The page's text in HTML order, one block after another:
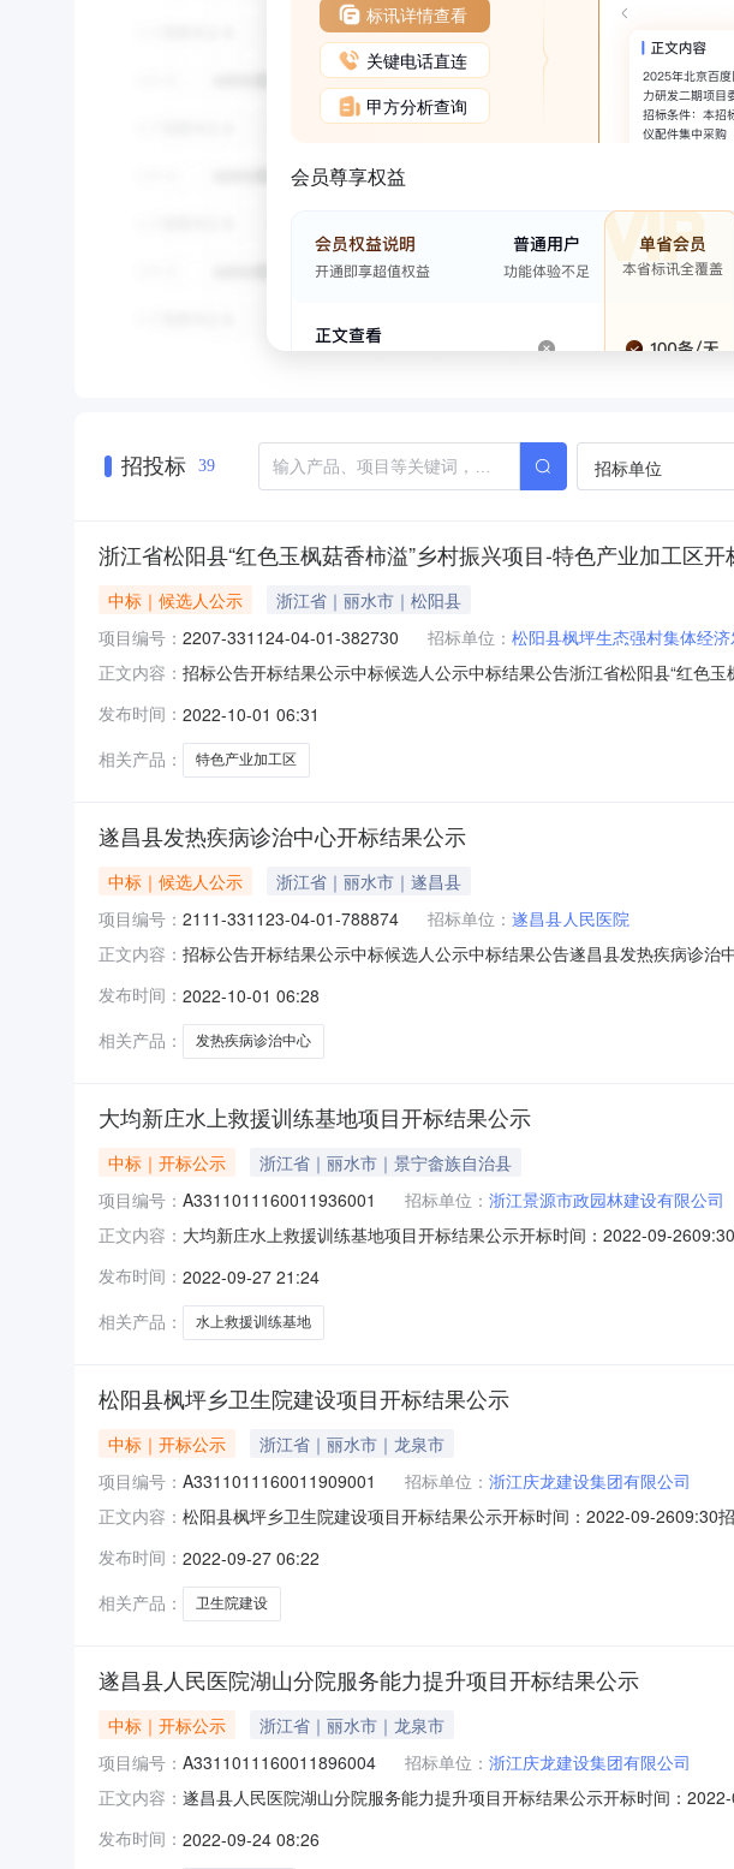
标讯详情查看
关键电话直连
甲方分析查询
会员尊享权益
招投标 39 招标单位
浙江省松阳县“红色玉枫菇香柿溢”乡村振兴项目-特色产业加工区
中标｜候选人公示
浙江省｜丽水市｜松阳县
项目编号： 2207-331124-04-01-382730 招标单位： 松阳县枫坪生态强村集体经
正文内容： 招标公告开标结果公示中标候选人公示中标结果公告浙江省松阳县“红色
展有限公司地址:浙江省丽水市松阳县枫坪乡枫坪村项庄188号1楼联系人:
发布时间： 2022-10-01 06:31
相关产品：
特色产业加工区
遂昌县发热疾病诊治中心开标结果公示
中标｜候选人公示
浙江省｜丽水市｜遂昌县
项目编号： 2111-331123-04-01-788874 招标单位： 遂昌县人民医院
正文内容： 招标公告开标结果公示中标候选人公示中标结果公告遂昌县发热疾病诊
发布时间： 2022-10-01 06:28
相关产品：
发热疾病诊治中心
大均新庄水上救援训练基地项目开标结果公示
中标｜开标公示
浙江省｜丽水市｜景宁畲族自治县
项目编号： A3311011160011936001 招标单位： 浙江景源市政园林建设有限公司
正文内容： 大均新庄水上救援训练基地项目开标结果公示开标时间：2022-09-
间:SunSep2518:04:38CST2022,投标人名称:浙江金艺建设有限公司;项目
发布时间： 2022-09-27 21:24
相关产品：
水上救援训练基地
松阳县枫坪乡卫生院建设项目开标结果公示
中标｜开标公示
浙江省｜丽水市｜龙泉市
项目编号： A3311011160011909001 招标单位： 浙江庆龙建设集团有限公司
正文内容： 松阳县枫坪乡卫生院建设项目开标结果公示开标时间：2022-09-
浙江东博建设有限公司;项目负责人:盛一焕;报价:0.00元/%;工期:日历天;质
发布时间： 2022-09-27 06:22
相关产品：
卫生院建设
遂昌县人民医院湖山分院服务能力提升项目开标结果公示
中标｜开标公示
浙江省｜丽水市｜龙泉市
项目编号： A3311011160011896004 招标单位： 浙江庆龙建设集团有限公司
正文内容： 遂昌县人民医院湖山分院服务能力提升项目开标结果公示开标时间：
间:ThuSep2214:44:14CST2022,投标人名称:和海建设科技集团有限公司;
发布时间： 2022-09-24 08:26